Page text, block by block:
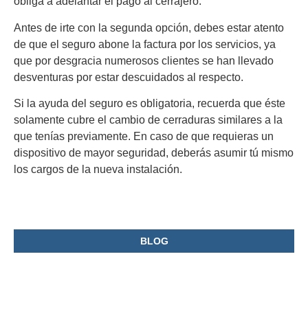
Antes de irte con la segunda opción, debes estar atento
de que el seguro abone la factura por los servicios, ya
que por desgracia numerosos clientes se han llevado
desventuras por estar descuidados al respecto.
Si la ayuda del seguro es obligatoria, recuerda que éste
solamente cubre el cambio de cerraduras similares a la
que tenías previamente. En caso de que requieras un
dispositivo de mayor seguridad, deberás asumir tú mismo
los cargos de la nueva instalación.
BLOG